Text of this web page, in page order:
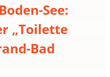
See:
„Toilette
Bad